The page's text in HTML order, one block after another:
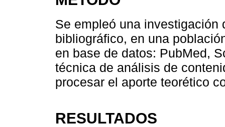
Se empleó una
bibliográfico, en una
en base de datos: PubMed,
técnica de análisis de
procesar el aporte teorético
RESULTADOS